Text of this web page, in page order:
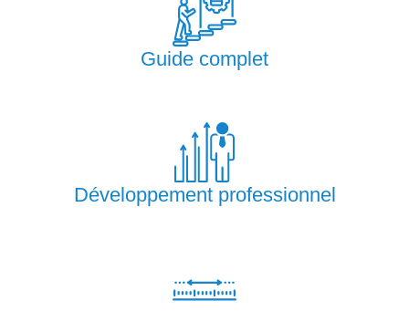
Guide complet
Développement professionnel